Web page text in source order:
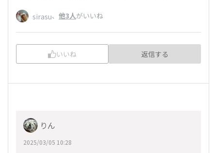
sirasu、 他3人がいいね
いいね 返信する
りん
2025/03/05 10:28